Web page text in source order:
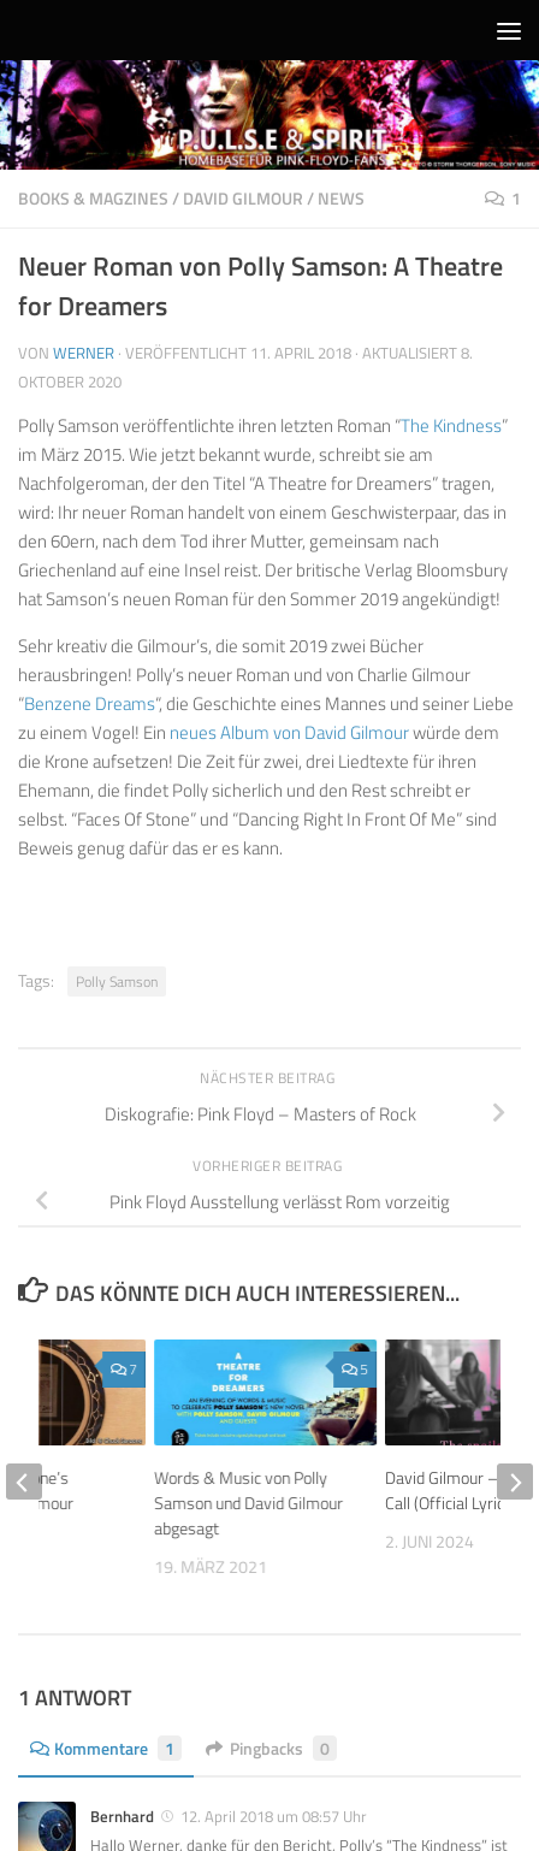
BOOKS & MAGZINES/DAVID GILMOUR/NEWS 1
Neuer Roman von Polly Samson: A Theatre
for Dreamers
VON WERNER · VERÖFFENTLICHT 11. APRIL 2018 · AKTUALISIERT8.
OKTOBER 2020
Polly Samson veröffentlichte ihren letzten Roman “The Kindness”
im März 2015. Wie jetzt bekannt wurde, schreibt sie am
Nachfolgeroman, der den Titel “A Theatre for Dreamers” tragen,
wird: Ihr neuer Roman handelt von einem Geschwisterpaar, das in
den 60ern, nach dem Tod ihrer Mutter, gemeinsam nach
Griechenland auf eine Insel reist. Der britische Verlag Bloomsbury
hat Samson’s neuen Roman für den Sommer 2019 angekündigt!
Sehr kreativ die Gilmour’s, die somit 2019 zwei Bücher
herausbringen! Polly’s neuer Roman und von Charlie Gilmour
“Benzene Dreams“, die Geschichte eines Mannes und seiner Liebe
zu einem Vogel! Ein neues Album von David Gilmourwürde dem
die Krone aufsetzen! Die Zeit für zwei, drei Liedtexte für ihren
Ehemann, die findet Polly sicherlich und den Rest schreibt er
selbst. “Faces Of Stone” und “Dancing Right In Front Of Me” sind
Beweis genug dafür das er es kann.
Tags: Polly Samson
NÄCHSTER BEITRAG
Diskografie: Pink Floyd – Masters of Rock
VORHERIGER BEITRAG
Pink Floyd Ausstellung verlässt Rom vorzeitig
DAS KÖNNTE DICH AUCH INTERESSIEREN...
5
Words & Music von Polly
Samson und David Gilmour
abgesagt
19. MÄRZ 2021
David Gilmour – The
Call (Official Lyrics
2. JUNI 2024
7
Gilmour
1 ANTWORT
Kommentare 1 Pingbacks 0
Bernhard
12. April 2018 um 08:57 Uhr
Hallo Werner, danke für den Bericht, Polly’s “The Kindness” ist